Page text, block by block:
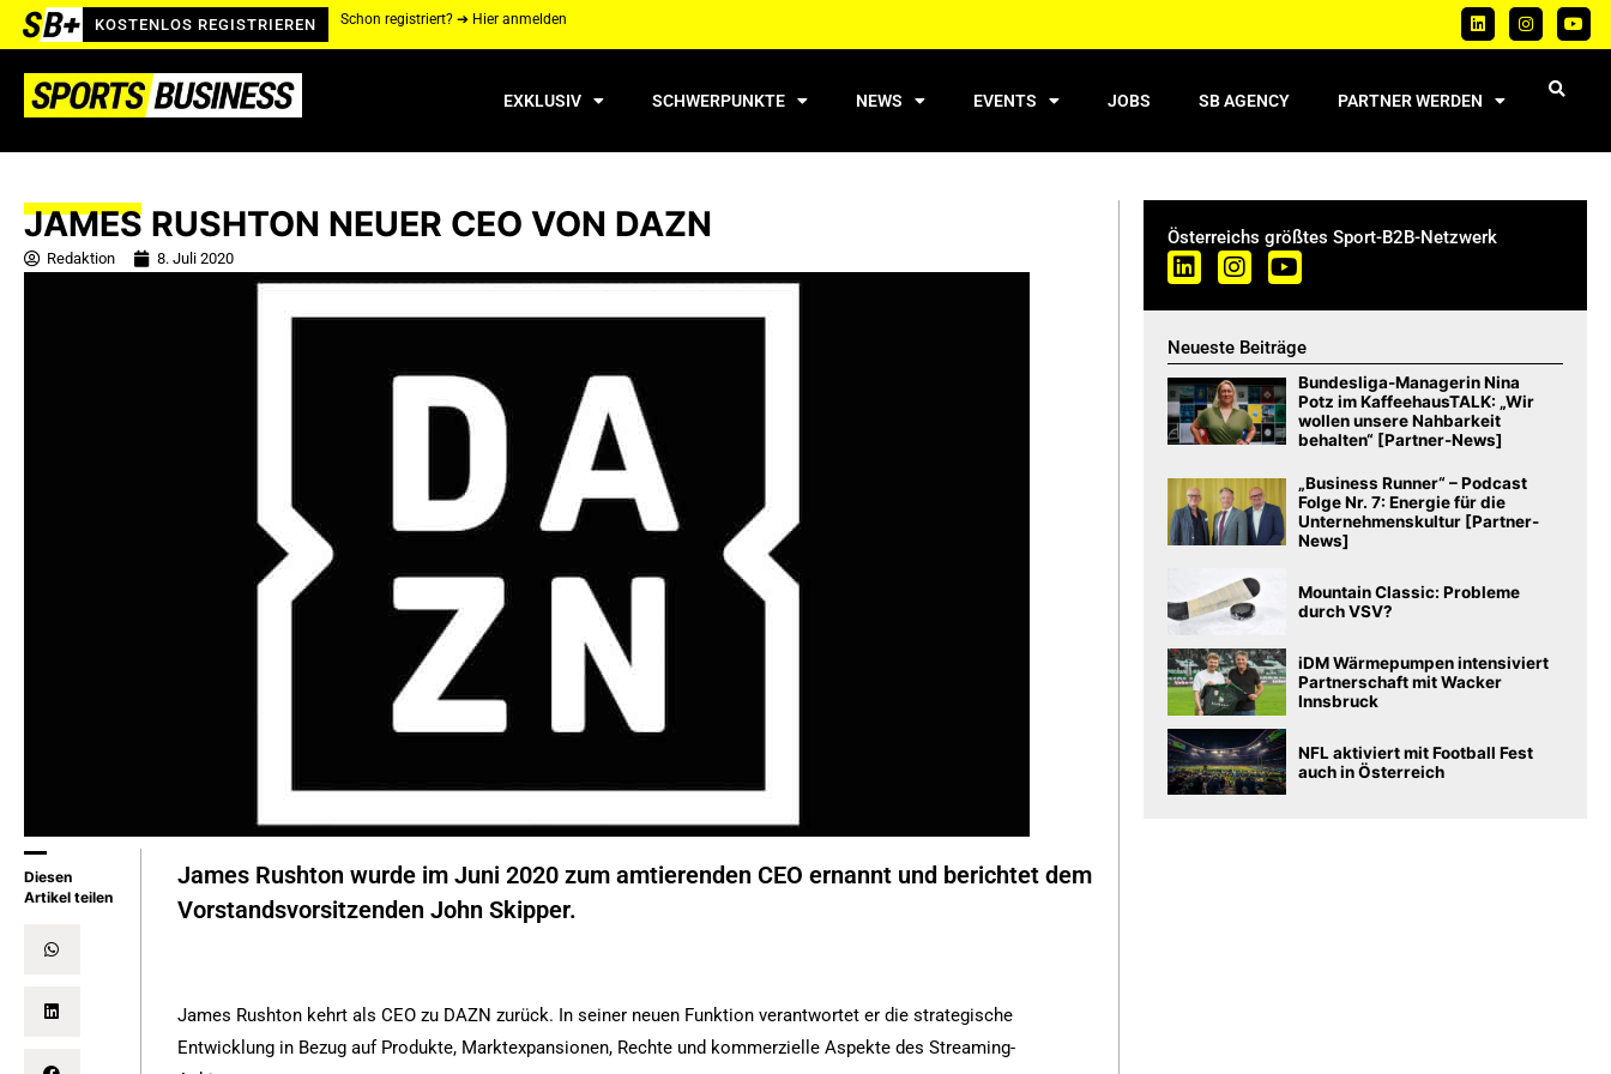
KOSTENLOS REGISTRIEREN Schon registriert? ➔ Hier anmelden
EXKLUSIV SCHWERPUNKTE NEWS EVENTS JOBS SB AGENCY PARTNER WERDEN
JAMES RUSHTON NEUER CEO VON DAZN
Redaktion 8. Juli 2020
Diesen
Artikel teilen
James Rushton wurde im Juni 2020 zum amtierenden CEO ernannt und berichtet dem
Vorstandsvorsitzenden John Skipper.
James Rushton kehrt als CEO zu DAZN zurück. In seiner neuen Funktion verantwortet er die strategische
Entwicklung in Bezug auf Produkte, Marktexpansionen, Rechte und kommerzielle Aspekte des Streaming-
Österreichs größtes Sport-B2B-Netzwerk
Neueste Beiträge
Bundesliga-Managerin Nina
Potz im KaffeehausTALK: „Wir
wollen unsere Nahbarkeit
behalten“ [Partner-News]
„Business Runner“ – Podcast
Folge Nr. 7: Energie für die
Unternehmenskultur [Partner-
News]
Mountain Classic: Probleme
durch VSV?
iDM Wärmepumpen intensiviert
Partnerschaft mit Wacker
Innsbruck
NFL aktiviert mit Football Fest
auch in Österreich